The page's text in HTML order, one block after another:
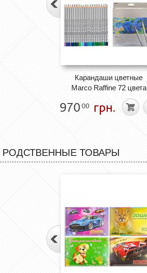
Карандаши цветные
Marco Raffine 72 цвета
97000 грн.
РОДСТВЕННЫЕ ТОВАРЫ